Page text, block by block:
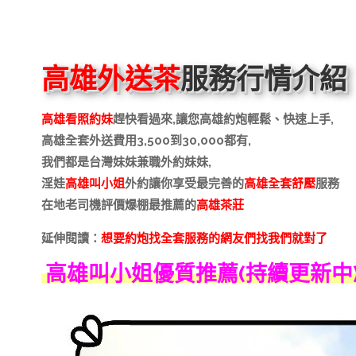
高雄外送茶服務行情介紹
高雄看照約妹趕快看過來,讓您高雄約炮輕鬆、快速上手,
高雄全套外送費用3,500到30,000都有,
我們都是台灣妹妹兼職外約妹妹,
淫娃高雄叫小姐外約讓你享受最完善的高雄全套舒壓服務
在地老司機評價爆棚最推薦的高雄茶莊
延伸閱讀： 想要約炮找全套服務的網友們找我們就對了
高雄叫小姐優質推薦(持續更新